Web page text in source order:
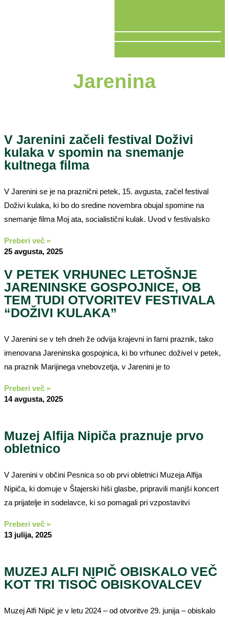
Jarenina
V Jarenini začeli festival Doživi
kulaka v spomin na snemanje
kultnega filma
V Jarenini se je na praznični petek, 15. avgusta, začel festival
Doživi kulaka, ki bo do sredine novembra obujal spomine na
snemanje filma Moj ata, socialistični kulak. Uvod v festivalsko
Preberi več »
25 avgusta, 2025
V PETEK VRHUNEC LETOŠNJE
JARENINSKE GOSPOJNICE, OB
TEM TUDI OTVORITEV FESTIVALA
“DOŽIVI KULAKA”
V Jarenini se v teh dneh že odvija krajevni in farni praznik, tako
imenovana Jareninska gospojnica, ki bo vrhunec doživel v petek,
na praznik Marijinega vnebovzetja, v Jarenini je to
Preberi več »
14 avgusta, 2025
Muzej Alfija Nipiča praznuje prvo
obletnico
V Jarenini v občini Pesnica so ob prvi obletnici Muzeja Alfija
Nipiča, ki domuje v Štajerski hiši glasbe, pripravili manjši koncert
za prijatelje in sodelavce, ki so pomagali pri vzpostavitvi
Preberi več »
13 julija, 2025
MUZEJ ALFI NIPIČ OBISKALO VEČ
KOT TRI TISOČ OBISKOVALCEV
Muzej Alfi Nipič je v letu 2024 – od otvoritve 29. junija – obiskalo